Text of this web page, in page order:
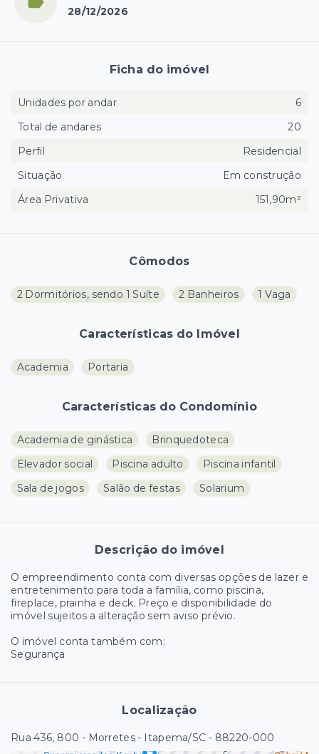
28/12/2026
Cômodos
2 Dormitórios, sendo 1 Suíte 2 Banheiros 1 Vaga
Características do Imóvel
Academia Portaria
Características do Condomínio
Academia de ginástica
Brinquedoteca
Elevador social
Piscina adulto
Piscina infantil
Sala de jogos
Salão de festas Solarium
Descrição do imóvel
O empreendimento conta com diversas opções de lazer e
entretenimento para toda a família, como piscina,
fireplace, prainha e deck. Preço e disponibilidade do
imóvel sujeitos a alteração sem aviso prévio.
O imóvel conta também com:
Segurança
Localização
Rua 436, 800 - Morretes - Itapema/SC - 88220-000
Ficha do imóvel
Unidades por andar
6
Total de andares
20
Perfil
Residencial
Situação
Em construção
Área Privativa
151,90m²